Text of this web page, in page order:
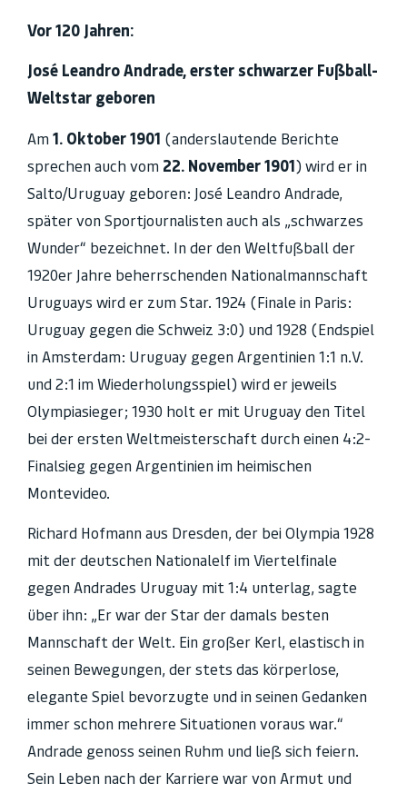
Vor 120 Jahren:
José Leandro Andrade, erster schwarzer Fußball-
Weltstar geboren
Am 1. Oktober 1901 (anderslautende Berichte
sprechen auch vom 22. November 1901) wird er in
Salto/Uruguay geboren: José Leandro Andrade,
später von Sportjournalisten auch als „schwarzes
Wunder“ bezeichnet. In der den Weltfußball der
1920er Jahre beherrschenden Nationalmannschaft
Uruguays wird er zum Star. 1924 (Finale in Paris:
Uruguay gegen die Schweiz 3:0) und 1928 (Endspiel
in Amsterdam: Uruguay gegen Argentinien 1:1 n.V.
und 2:1 im Wiederholungsspiel) wird er jeweils
Olympiasieger; 1930 holt er mit Uruguay den Titel
bei der ersten Weltmeisterschaft durch einen 4:2-
Finalsieg gegen Argentinien im heimischen
Montevideo.
Richard Hofmann aus Dresden, der bei Olympia 1928
mit der deutschen Nationalelf im Viertelfinale
gegen Andrades Uruguay mit 1:4 unterlag, sagte
über ihn: „Er war der Star der damals besten
Mannschaft der Welt. Ein großer Kerl, elastisch in
seinen Bewegungen, der stets das körperlose,
elegante Spiel bevorzugte und in seinen Gedanken
immer schon mehrere Situationen voraus war.“
Andrade genoss seinen Ruhm und ließ sich feiern.
Sein Leben nach der Karriere war von Armut und